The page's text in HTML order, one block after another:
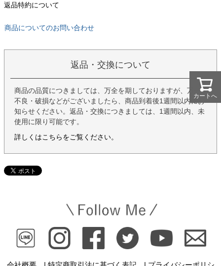
返品特約について
商品についてのお問い合わせ
返品・交換について
商品の品質につきましては、万全を期しておりますが、万一
不良・破損などがございましたら、商品到着後1週間以内にお
知らせください。返品・交換につきましては、1週間以内、未
使用に限り可能です。
詳しくはこちらをご覧ください。
カートへ
カートへ